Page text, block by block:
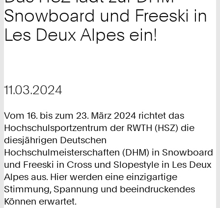
Snowboard und Freeski in
Les Deux Alpes ein!
11.03.2024
Vom 16. bis zum 23. März 2024 richtet das
Hochschulsportzentrum der RWTH (HSZ) die
diesjährigen Deutschen
Hochschulmeisterschaften (DHM) in Snowboard
und Freeski in Cross und Slopestyle in Les Deux
Alpes aus. Hier werden eine einzigartige
Stimmung, Spannung und beeindruckendes
Können erwartet.